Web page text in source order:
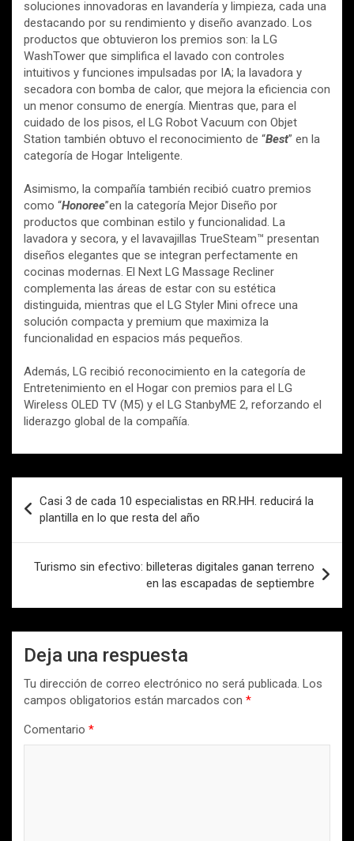
soluciones innovadoras en lavandería y limpieza, cada una
destacando por su rendimiento y diseño avanzado. Los
productos que obtuvieron los premios son: la LG
WashTower que simplifica el lavado con controles
intuitivos y funciones impulsadas por IA; la lavadora y
secadora con bomba de calor, que mejora la eficiencia con
un menor consumo de energía. Mientras que, para el
cuidado de los pisos, el LG Robot Vacuum con Objet
Station también obtuvo el reconocimiento de “Best” en la
categoría de Hogar Inteligente.
Asimismo, la compañía también recibió cuatro premios
como “Honoree”en la categoría Mejor Diseño por
productos que combinan estilo y funcionalidad. La
lavadora y secora, y el lavavajillas TrueSteam™ presentan
diseños elegantes que se integran perfectamente en
cocinas modernas. El Next LG Massage Recliner
complementa las áreas de estar con su estética
distinguida, mientras que el LG Styler Mini ofrece una
solución compacta y premium que maximiza la
funcionalidad en espacios más pequeños.
Además, LG recibió reconocimiento en la categoría de
Entretenimiento en el Hogar con premios para el LG
Wireless OLED TV (M5) y el LG StanbyME 2, reforzando el
liderazgo global de la compañía.
de
entradas
Casi 3 de cada 10 especialistas en RR.HH. reducirá la
plantilla en lo que resta del año
Turismo sin efectivo: billeteras digitales ganan terreno
en las escapadas de septiembre
Deja una respuesta
Tu dirección de correo electrónico no será publicada. Los
campos obligatorios están marcados con *
Comentario *